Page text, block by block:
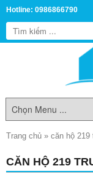
Hotline: 0986866790
Trang chủ » căn hộ 219
CĂN HỘ 219